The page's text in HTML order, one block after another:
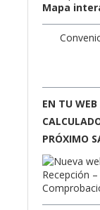
Mapa
EN TU
PRÓXIMO